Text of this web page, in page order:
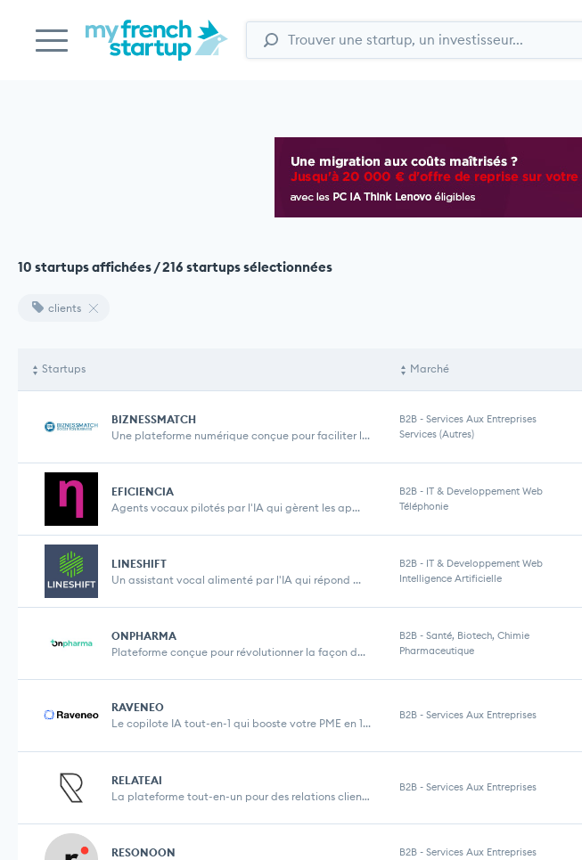
10 startups affichées / 216 startups sélectionnées
clients
Startups Marché
BIZNESSMATCH
Une plateforme numérique conçue pour faciliter l...
B2B - Services Aux Entreprises
Services (Autres)
EFICIENCIA
Agents vocaux pilotés par l'IA qui gèrent les ap...
B2B - IT & Developpement Web
Téléphonie
LINESHIFT
Un assistant vocal alimenté par l'IA qui répond ...
B2B - IT & Developpement Web
Intelligence Artificielle
ONPHARMA
Plateforme conçue pour révolutionner la façon d...
B2B - Santé, Biotech, Chimie
Pharmaceutique
RAVENEO
Le copilote IA tout-en-1 qui booste votre PME en 1...
B2B - Services Aux Entreprises
RELATEAI
La plateforme tout-en-un pour des relations client...
B2B - Services Aux Entreprises
RESONOON
B2B - Services Aux Entreprises